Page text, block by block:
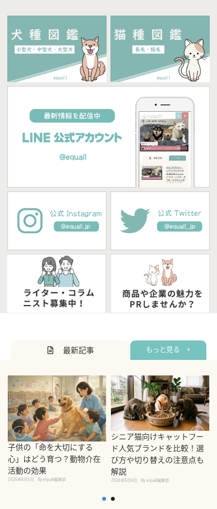
最新記事 もっと見る +
子供の「命を大切にする
心」はどう育つ？動物介在
活動の効果
2026年8月5日 By equall編集部
シニア猫向けキャットフー
ド人気ブランドを比較！選
び方や切り替えの注意点も
解説
2026年8月4日 By equall編集部